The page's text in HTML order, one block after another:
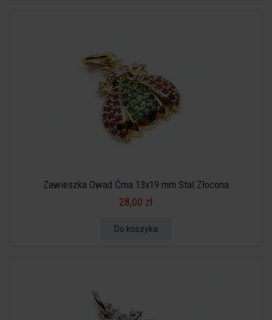
Zawieszka Owad Ćma 13x19 mm Stal Złocona
28,00 zł
Do koszyka